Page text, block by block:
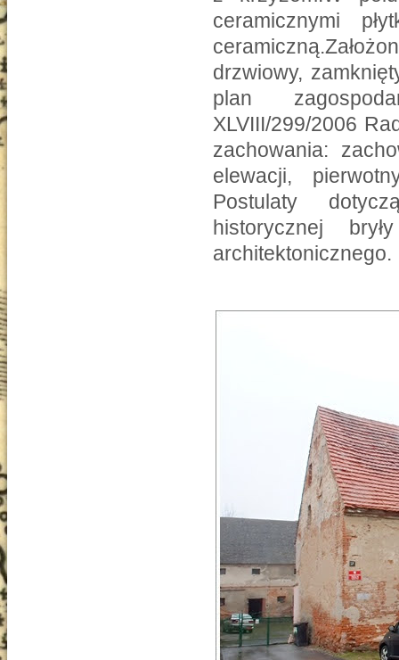
ceramicznymi
drzwiowy,
plan
XLVIII/299/2006
zachowania:
elewacji,
Postulaty
historycznej
architektonicznego.